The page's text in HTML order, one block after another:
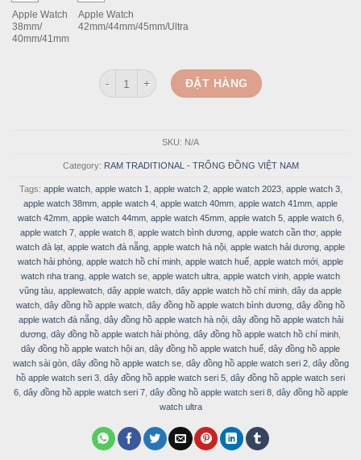
Apple Watch
38mm/
40mm/41mm
Apple Watch
42mm/44mm/45mm/Ultra
Dây Đồng Hồ Apple Watch Da Bò Vegtan Thảo
ĐẶT HÀNG
SKU: N/A
Category: RAM TRADITIONAL - TRỐNG ĐỒNG VIỆT NAM
Tags: apple watch, apple watch 1 apple watch 2, apple watch 2023, apple watch 3,
apple watch 38mm apple watch 4 apple watch 40mm apple watch 41mm apple
watch 42mm, apple watch 44mm, apple watch 45mm, apple watch 5, apple watch 6,
apple watch 7, apple watch 8, apple watch bình dương, apple watch cần thơ, apple
watch đà lạt apple watch đà nẵng apple watch hà nội apple watch hải dương apple
watch hải phòng apple watch hồ chí minh apple watch huế apple watch mới apple
watch nha trang apple watch se apple watch ultra apple watch vinh apple watch
vũng tàu applewatch dây apple watch dây apple watch hồ chí minh dây da apple
watch dây đồng hồ apple watch dây đồng hồ apple watch bình dương dây đồng hồ
apple watch đà nẵng, dây đồng hồ apple watch hà nội, dây đồng hồ apple watch hải
dương dây đồng hồ apple watch hải phòng dây đồng hồ apple watch hồ chí minh
dây đồng hồ apple watch hội an dây đồng hồ apple watch huế dây đồng hồ apple
watch sài gòn, dây đồng hồ apple watch se, dây đồng hồ apple watch seri 2, dây đồng
hồ apple watch seri 3 dây đồng hồ apple watch seri 5 dây đồng hồ apple watch seri
6, dây đồng hồ apple watch seri 7, dây đồng hồ apple watch seri 8, dây đồng hồ apple
watch ultra